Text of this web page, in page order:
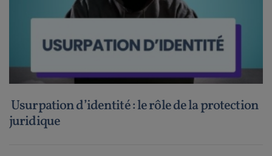
Usurpation d’identité : le rôle de la protection
juridique